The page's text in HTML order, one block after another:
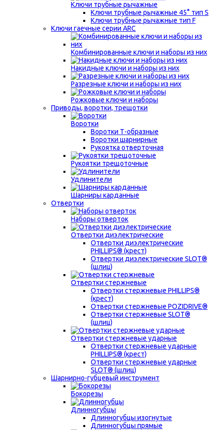
Ключи трубные рычажные
Ключи трубные рычажные 45° тип S
Ключи трубные рычажные тип F
Ключи гаечные серии ARC
Комбинированные ключи и наборы из них
Накидные ключи и наборы из них
Разрезные ключи и наборы из них
Рожковые ключи и наборы
Приводы, воротки, трещотки
Воротки
Воротки Т-образные
Воротки шарнирные
Рукоятка отверточная
Рукоятки трещоточные
Удлинители
Шарниры карданные
Отвертки
Наборы отверток
Отвертки диэлектрические
Отвертки диэлектрические
PHILLIPS® (крест)
Отвертки диэлектрические SLOT®
(шлиц)
Отвертки стержневые
Отвертки стержневые PHILLIPS®
(крест)
Отвертки стержневые POZIDRIVE®
Отвертки стержневые SLOT®
(шлиц)
Отвертки стержневые ударные
Отвертки стержневые ударные
PHILLIPS® (крест)
Отвертки стержневые ударные
SLOT® (шлиц)
Шарнирно-губцевый инструмент
Бокорезы
Длинногубцы
Длинногубцы изогнутые
Длинногубцы прямые